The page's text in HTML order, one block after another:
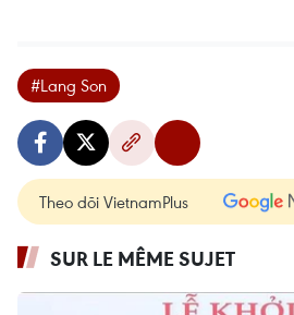
#Lang Son
Theo dõi VietnamPlus
SUR LE MÊME SUJET